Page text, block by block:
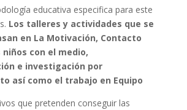
educativa especifica para este
Los talleres y actividades que se
en La Motivación, Contacto
con el medio,
e investigación por
así como el trabajo en Equipo
que pretenden conseguir las